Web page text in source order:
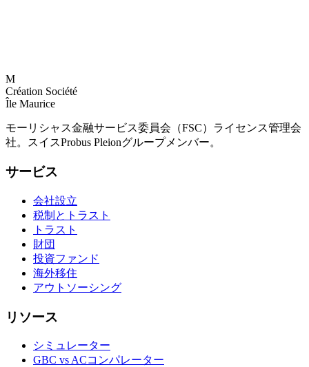
M
Création Société
Île Maurice
モーリシャス金融サービス委員会（FSC）ライセンス管理会
社。スイスProbus Pleionグループメンバー。
サービス
会社設立
税制とトラスト
トラスト
財団
投資ファンド
海外移住
アウトソーシング
リソース
シミュレーター
GBC vs ACコンパレーター